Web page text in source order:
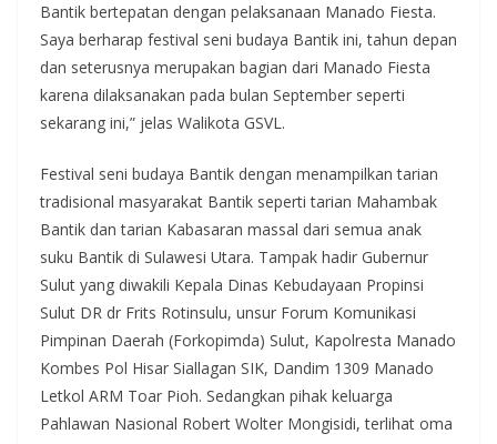
Bantik bertepatan dengan pelaksanaan Manado Fiesta.
Saya berharap festival seni budaya Bantik ini, tahun depan
dan seterusnya merupakan bagian dari Manado Fiesta
karena dilaksanakan pada bulan September seperti
sekarang ini,” jelas Walikota GSVL.
Festival seni budaya Bantik dengan menampilkan tarian
tradisional masyarakat Bantik seperti tarian Mahambak
Bantik dan tarian Kabasaran massal dari semua anak
suku Bantik di Sulawesi Utara. Tampak hadir Gubernur
Sulut yang diwakili Kepala Dinas Kebudayaan Propinsi
Sulut DR dr Frits Rotinsulu, unsur Forum Komunikasi
Pimpinan Daerah (Forkopimda) Sulut, Kapolresta Manado
Kombes Pol Hisar Siallagan SIK, Dandim 1309 Manado
Letkol ARM Toar Pioh. Sedangkan pihak keluarga
Pahlawan Nasional Robert Wolter Mongisidi, terlihat oma